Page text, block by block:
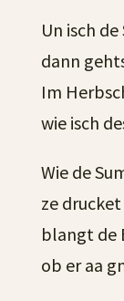
Un isch
dann
Im
wie isch
Wie de
ze
blangt de
ob er aa